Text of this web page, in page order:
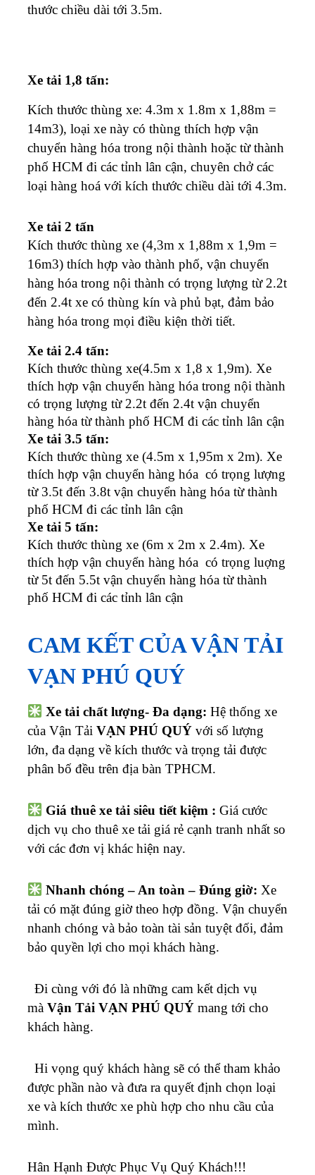
thước chiều dài tới 3.5m.
Xe tải 1,8 tấn:
Kích thước thùng xe: 4.3m x 1.8m x 1,88m =
14m3), loại xe này có thùng thích hợp vận
chuyển hàng hóa trong nội thành hoặc từ thành
phố HCM đi các tỉnh lân cận, chuyên chở các
loại hàng hoá với kích thước chiều dài tới 4.3m.
Xe tải 2 tấn
Kích thước thùng xe (4,3m x 1,88m x 1,9m =
16m3) thích hợp vào thành phố, vận chuyển
hàng hóa trong nội thành có trọng lượng từ 2.2t
đến 2.4t xe có thùng kín và phủ bạt, đảm bảo
hàng hóa trong mọi điều kiện thời tiết.
Xe tải 2.4 tấn:
Kích thước thùng xe(4.5m x 1,8 x 1,9m). Xe
thích hợp vận chuyển hàng hóa trong nội thành
có trọng lượng từ 2.2t đến 2.4t vận chuyển
hàng hóa từ thành phố HCM đi các tỉnh lân cận
Xe tải 3.5 tấn:
Kích thước thùng xe (4.5m x 1,95m x 2m). Xe
thích hợp vận chuyển hàng hóa có trọng lượng
từ 3.5t đến 3.8t vận chuyển hàng hóa từ thành
phố HCM đi các tỉnh lân cận
Xe tải 5 tấn:
Kích thước thùng xe (6m x 2m x 2.4m). Xe
thích hợp vận chuyển hàng hóa có trọng luợng
từ 5t đến 5.5t vận chuyển hàng hóa từ thành
phố HCM đi các tỉnh lân cận
CAM KẾT CỦA VẬN TẢI
VẠN PHÚ QUÝ
Xe tải chất lượng- Đa dạng: Hệ thống xe
của Vận Tải VẠN PHÚ QUÝ với số lượng
lớn, đa dạng về kích thước và trọng tải được
phân bố đều trên địa bàn TPHCM.
Giá thuê xe tải siêu tiết kiệm :Giá cước
dịch vụ cho thuê xe tải giá rẻ cạnh tranh nhất so
với các đơn vị khác hiện nay.
Nhanh chóng – An toàn – Đúng giờ: Xe
tải có mặt đúng giờ theo hợp đồng. Vận chuyển
nhanh chóng và bảo toàn tài sản tuyệt đối, đảm
bảo quyền lợi cho mọi khách hàng.
Đi cùng với đó là những cam kết dịch vụ
mà Vận Tải VẠN PHÚ QUÝ mang tới cho
khách hàng.
Hi vọng quý khách hàng sẽ có thể tham khảo
được phần nào và đưa ra quyết định chọn loại
xe và kích thước xe phù hợp cho nhu cầu của
mình.
Hân Hạnh Được Phục Vụ Quý Khách!!!